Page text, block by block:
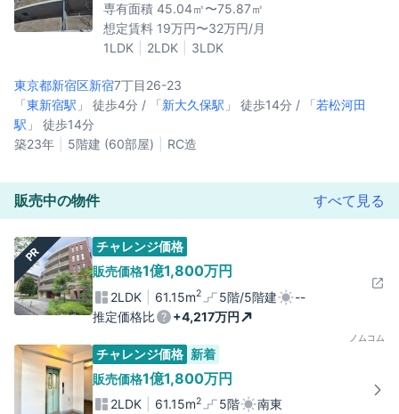
専有面積 45.04㎡〜75.87㎡
想定賃料 19万円〜32万円/月
1LDK
2LDK 3LDK
東京都新宿区新宿7丁目26-23
「東新宿駅 」 徒歩4分 / 「新大久保駅 」 徒歩14分 / 「若松河田
駅 」 徒歩14分
築23年
5階建 (60部屋) RC造
販売中の物件 すべて見る
PR
チャレンジ価格
販売価格1億1,800万円
2LDK 61.15m2 5階/5階建
--
推定価格比
+4,217万円
ノムコム
チャレンジ価格 新着
販売価格1億1,800万円
2LDK 61.15m2 5階
南東